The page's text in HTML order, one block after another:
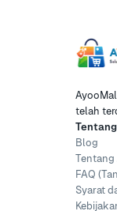
telah
Blog
FAQ
Syarat